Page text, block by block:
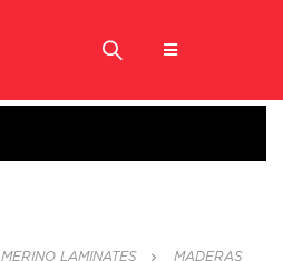
MERINO LAMINATES MADERAS